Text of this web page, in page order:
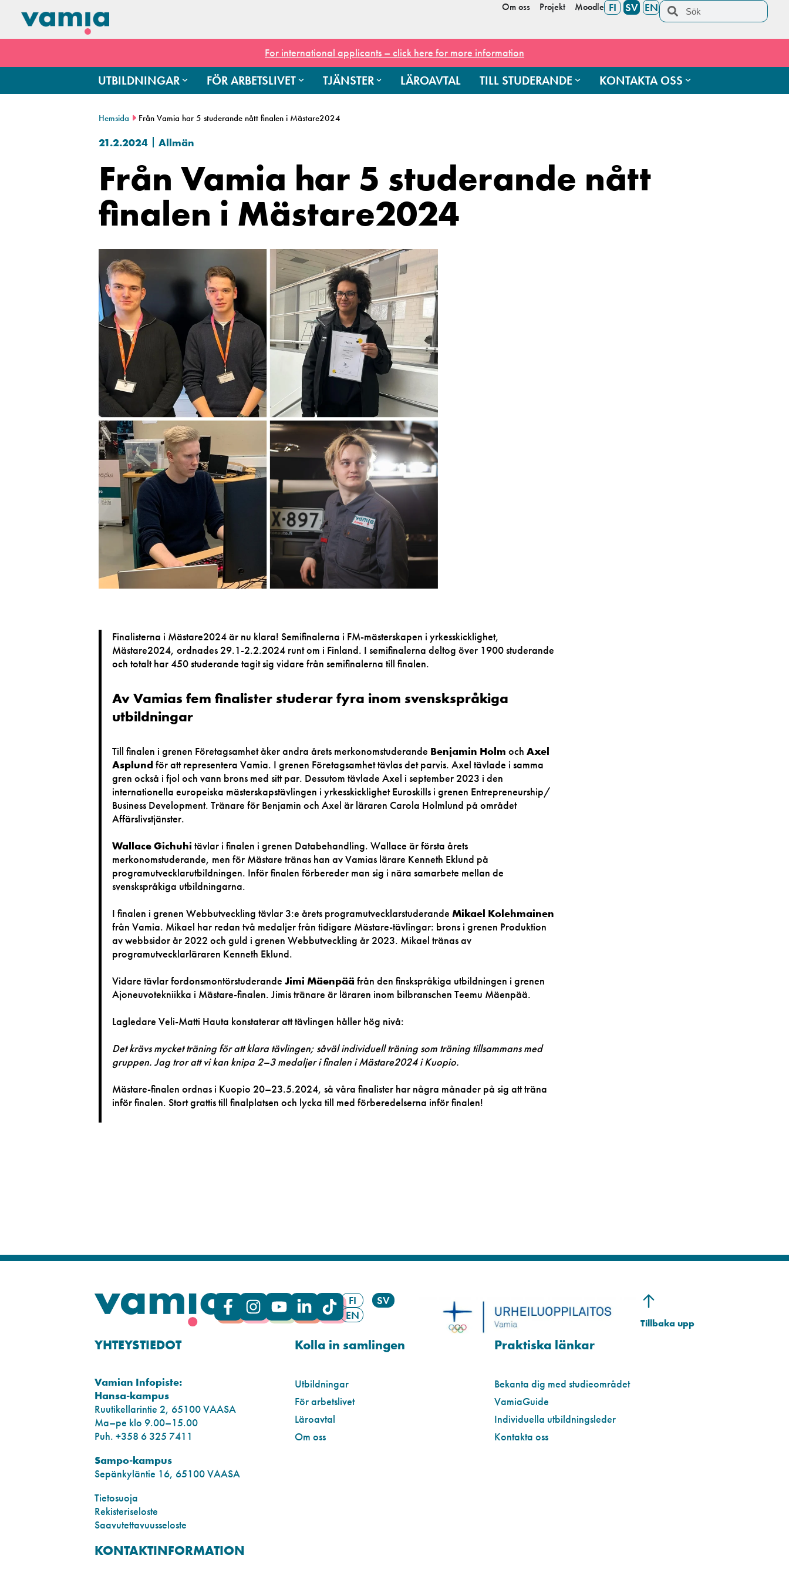
Om oss Projekt Moodle FI SV EN
For international applicants – click here for more information
UTBILDNINGAR FÖR ARBETSLIVET TJÄNSTER LÄROAVTAL TILL STUDERANDE KONTAKTA OSS
Hemsida Från Vamia har 5 studerande nått finalen i Mästare2024
21.2.2024 Allmän
Från Vamia har 5 studerande nått
finalen i Mästare2024
Finalisterna i Mästare2024 är nu klara! Semifinalerna i FM-mästerskapen i yrkesskicklighet,
Mästare2024, ordnades 29.1-2.2.2024 runt om i Finland. I semifinalerna deltog över 1900 studerande
och totalt har 450 studerande tagit sig vidare från semifinalerna till finalen.
Av Vamias fem finalister studerar fyra inom svenskspråkiga
utbildningar
Till finalen i grenen Företagsamhet åker andra årets merkonomstuderande Benjamin Holm och Axel
Asplundför att representera Vamia. I grenen Företagsamhet tävlas det parvis. Axel tävlade i samma
gren också i fjol och vann brons med sitt par. Dessutom tävlade Axel i september 2023 i den
internationella europeiska mästerskapstävlingen i yrkesskicklighet Euroskills i grenen Entrepreneurship/
Business Development. Tränare för Benjamin och Axel är läraren Carola Holmlund på området
Affärslivstjänster.
Wallace Gichuhi tävlar i finalen i grenen Databehandling. Wallace är första årets
merkonomstuderande, men för Mästare tränas han av Vamias lärare Kenneth Eklund på
programutvecklarutbildningen. Inför finalen förbereder man sig i nära samarbete mellan de
svenskspråkiga utbildningarna.
I finalen i grenen Webbutveckling tävlar 3:e årets programutvecklarstuderande Mikael Kolehmainen
från Vamia. Mikael har redan två medaljer från tidigare Mästare-tävlingar: brons i grenen Produktion
av webbsidor år 2022 och guld i grenen Webbutveckling år 2023. Mikael tränas av
programutvecklarläraren Kenneth Eklund.
Vidare tävlar fordonsmontörstuderande Jimi Mäenpääfrån den finskspråkiga utbildningen i grenen
Ajoneuvotekniikka i Mästare-finalen. Jimis tränare är läraren inom bilbranschen Teemu Mäenpää.
Lagledare Veli-Matti Hauta konstaterar att tävlingen håller hög nivå:
Det krävs mycket träning för att klara tävlingen; såväl individuell träning som träning tillsammans med
gruppen. Jag tror att vi kan knipa 2–3 medaljer i finalen i Mästare2024 i Kuopio.
Mästare-finalen ordnas i Kuopio 20–23.5.2024, så våra finalister har några månader på sig att träna
inför finalen. Stort grattis till finalplatsen och lycka till med förberedelserna inför finalen!
FI
SV
EN
YHTEYSTIEDOT
Vamian Infopiste:
Hansa-kampus
Ruutikellarintie 2, 65100 VAASA
Ma–pe klo 9.00–15.00
Puh. +358 6 325 7411
Sampo-kampus
Sepänkyläntie 16, 65100 VAASA
Tietosuoja
Rekisteriseloste
Saavutettavuusseloste
KONTAKTINFORMATION
Kolla in samlingen
Utbildningar
För arbetslivet
Läroavtal
Om oss
Praktiska länkar
Bekanta dig med studieområdet
VamiaGuide
Individuella utbildningsleder
Kontakta oss